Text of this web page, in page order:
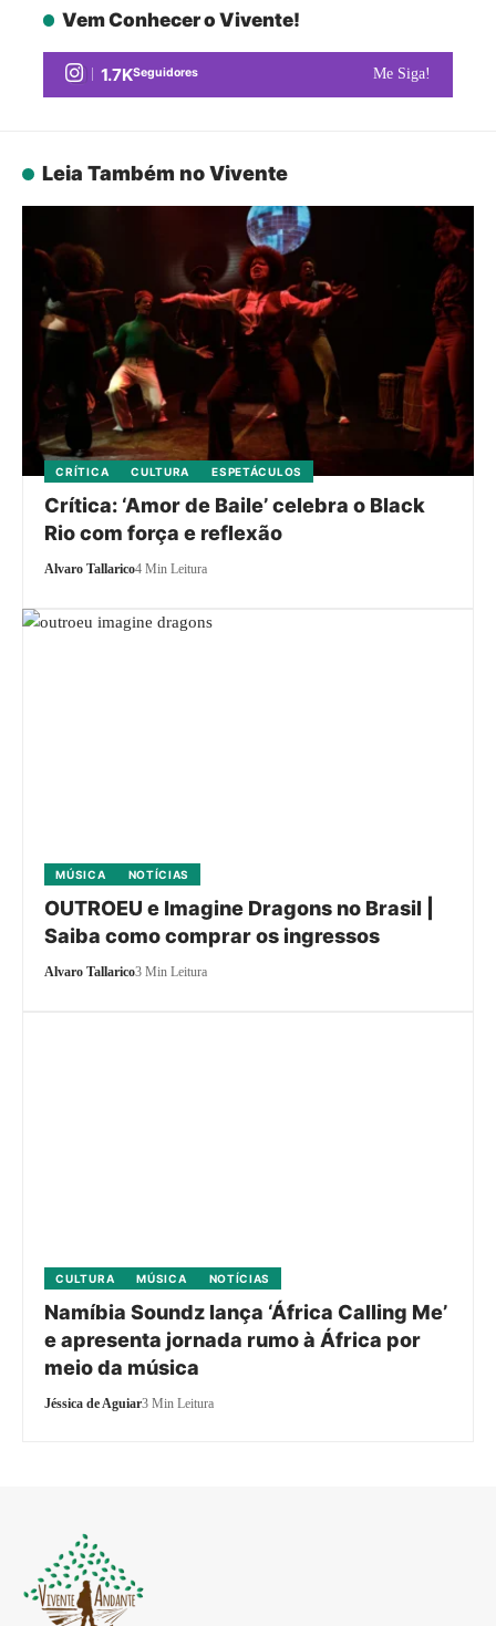
Vem Conhecer o Vivente!
1.7KSeguidores Me Siga!
Leia Também no Vivente
CRÍTICA CULTURA ESPETÁCULOS
Crítica: ‘Amor de Baile’ celebra o Black
Rio com força e reflexão
Alvaro Tallarico4 Min Leitura
MÚSICA NOTÍCIAS
OUTROEU e Imagine Dragons no Brasil |
Saiba como comprar os ingressos
Alvaro Tallarico3 Min Leitura
CULTURA MÚSICA NOTÍCIAS
Namíbia Soundz lança ‘África Calling Me’
e apresenta jornada rumo à África por
meio da música
Jéssica de Aguiar3 Min Leitura